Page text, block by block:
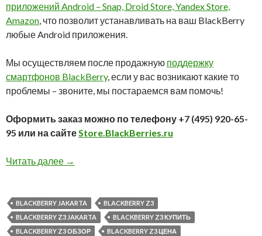
приложений Android – Snap, Droid Store, Yandex Store,
Amazon, что позволит устанавливать на ваш BlackBerry
любые Android приложения.
Мы осуществляем после продажную поддержку
смартфонов BlackBerry, если у вас возникают какие то
проблемы – звоните, мы постараемся вам помочь!
Оформить заказ можно по телефону +7 (495) 920-65-
95 или на сайтеStore.BlackBerries.ru
Читать далее BlackBerry Z3 в наличии в нашем интернет
→
BLACKBERRY JAKARTA
BLACKBERRY Z3
BLACKBERRY Z3 JAKARTA
BLACKBERRY Z3 КУПИТЬ
BLACKBERRY Z3 ОБЗОР
BLACKBERRY Z3 ЦЕНА